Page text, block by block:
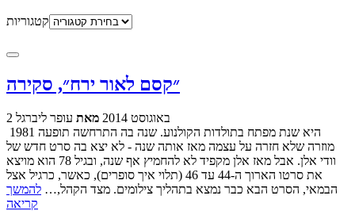
קטגוריות
״קסם לאור ירח״, סקירה
2 באוגוסט 2014 מאת עופר ליברגל
1981 היא שנת מפתח בתולדות הקולנוע. שנה בה התרחשה תופעה
מוזרה שלא חזרה על עצמה מאז אותה שנה - לא יצא בה סרט חדש של
וודי אלן. אבל מאז אלן מקפיד לא להחמיץ אף שנה, ובגיל 78 הוא מויצא
את סרטו הארוך ה-44 עד 46 (תלוי איך סופרים), כאשר, כרגיל אצל
הבמאי, הסרט הבא כבר נמצא בתהליך צילומים. מצד הקהל,… להמשך
קריאה